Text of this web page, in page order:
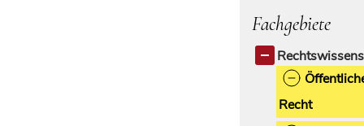
Fachgebiete
Recht